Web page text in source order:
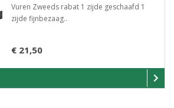
Vuren Zweeds rabat 1 zijde geschaafd 1
zijde fijnbezaag..
€ 21,50